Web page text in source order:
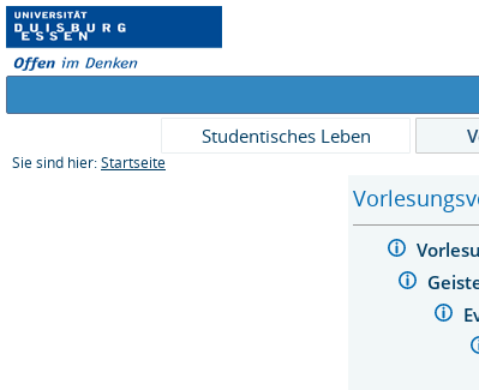
Studentisches Leben
Sie sind hier: Startseite